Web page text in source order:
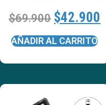
$69.900 $42.900
AÑADIR AL CARRITO